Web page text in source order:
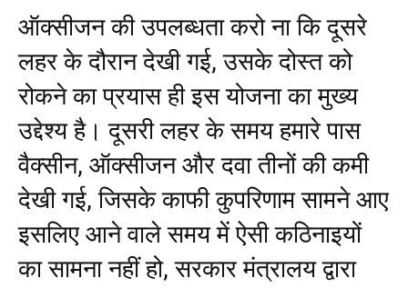
ऑक्सीजन की उपलब्धता करो ना कि दूसरे
लहर के दौरान देखी गई, उसके दोस्त को
रोकने का प्रयास ही इस योजना का मुख्य
उद्देश्य है। दूसरी लहर के समय हमारे पास
वैक्सीन, ऑक्सीजन और दवा तीनों की कमी
देखी गई, जिसके काफी कुपरिणाम सामने आए
इसलिए आने वाले समय में ऐसी कठिनाइयों
का सामना नहीं हो, सरकार मंत्रालय द्वारा